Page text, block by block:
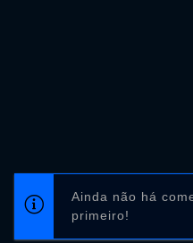
Ainda não há
primeiro!